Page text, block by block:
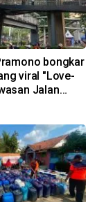
bongkar
viral "Love-
Jalan